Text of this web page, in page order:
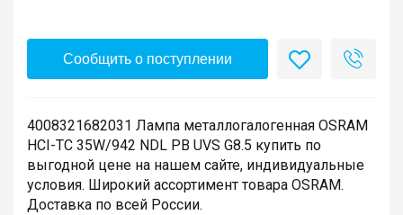
Сообщить о поступлении
4008321682031 Лампа металлогалогенная OSRAM
HCI-TC 35W/942 NDL PB UVS G8.5 купить по
выгодной цене на нашем сайте, индивидуальные
условия. Широкий ассортимент товара OSRAM.
Доставка по всей России.